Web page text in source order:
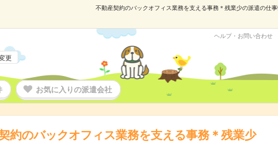
不動産契約のバックオフィス業務を支える事務＊残業少の派遣の仕
更
ヘルプ・お問い合わせ
お気に入りの派遣会社
約のバックオフィス業務を支える事務＊残業少